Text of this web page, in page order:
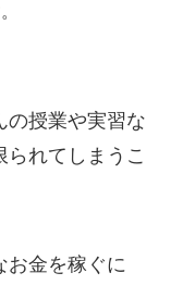
の授業や実習な
れてしまうこ
お金を稼ぐに